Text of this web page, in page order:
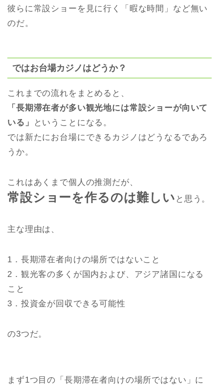
彼らに常設ショーを見に行く「暇な時間」など無い
のだ。
ではお台場カジノはどうか？
これまでの流れをまとめると、
「長期滞在者が多い観光地には常設ショーが向いて
いる」
ということになる。
では新たにお台場にできるカジノはどうなるであろ
うか。
これはあくまで個人の推測だが、
常設ショーを作るのは難しい と思う。
主な理由は、
1．長期滞在者向けの場所ではないこと
2．観光客の多くが国内および、アジア諸国になる
こと
3．投資金が回収できる可能性
の3つだ。
まず1つ目の「長期滞在者向けの場所ではない」に